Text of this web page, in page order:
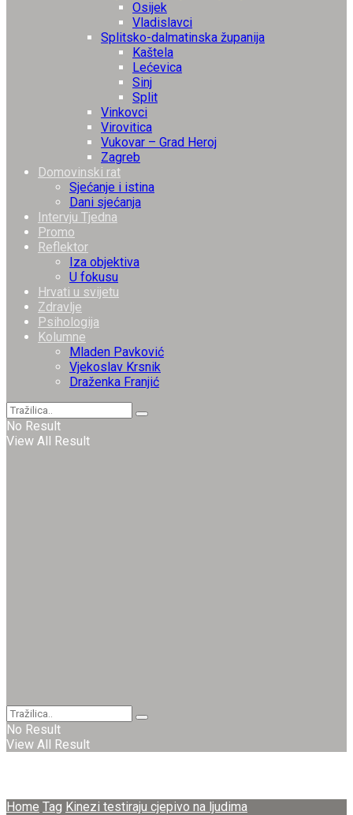
Osijek
Vladislavci
Splitsko-dalmatinska županija
Kaštela
Lećevica
Sinj
Split
Vinkovci
Virovitica
Vukovar – Grad Heroj
Zagreb
Domovinski rat
Sjećanje i istina
Dani sjećanja
Intervju Tjedna
Promo
Reflektor
Iza objektiva
U fokusu
Hrvati u svijetu
Zdravlje
Psihologija
Kolumne
Mladen Pavković
Vjekoslav Krsnik
Draženka Franjić
No Result
View All Result
No Result
View All Result
Home Tag Kinezi testiraju cjepivo na ljudima